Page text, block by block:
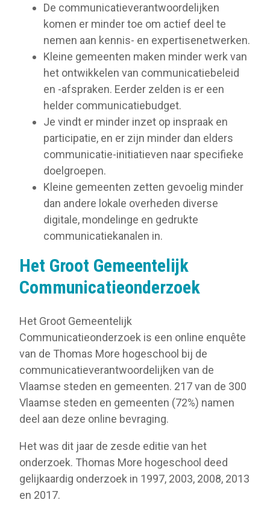
De communicatieverantwoordelijken
komen er minder toe om actief deel te
nemen aan kennis- en expertisenetwerken.
Kleine gemeenten maken minder werk van
het ontwikkelen van communicatiebeleid
en -afspraken. Eerder zelden is er een
helder communicatiebudget.
Je vindt er minder inzet op inspraak en
participatie, en er zijn minder dan elders
communicatie-initiatieven naar specifieke
doelgroepen.
Kleine gemeenten zetten gevoelig minder
dan andere lokale overheden diverse
digitale, mondelinge en gedrukte
communicatiekanalen in.
Het Groot Gemeentelijk
Communicatieonderzoek
Het Groot Gemeentelijk
Communicatieonderzoek is een online enquête
van de Thomas More hogeschool bij de
communicatieverantwoordelijken van de
Vlaamse steden en gemeenten. 217 van de 300
Vlaamse steden en gemeenten (72%) namen
deel aan deze online bevraging.
Het was dit jaar de zesde editie van het
onderzoek. Thomas More hogeschool deed
gelijkaardig onderzoek in 1997, 2003, 2008, 2013
en 2017.